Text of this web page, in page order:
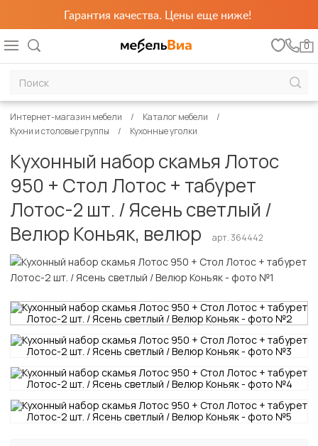
Гарантия качества. Цены еще ниже!
0
Интернет-магазин мебели
Каталог мебели
Кухни и столовые группы
Кухонные уголки
Кухонный набор скамья Лотос
950 + Стол Лотос + табурет
Лотос-2 шт. / Ясень светлый /
Велюр Коньяк, велюр
арт. 364442